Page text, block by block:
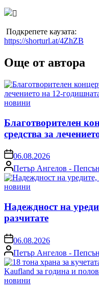
Подкрепете каузата:
https://shorturl.at/4ZhZB
Още от автора
Posted
новини
Благотворителен
средства за
on06.08.2026
Posted
by
Петър Ангелов - Пепсън
Posted
новини
Надеждност на
разчитате
on06.08.2026
Posted
by
Петър Ангелов - Пепсън
Posted
новини